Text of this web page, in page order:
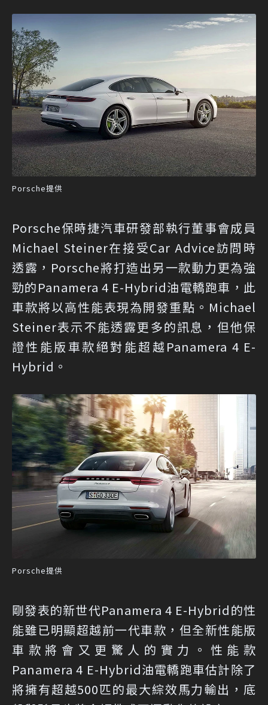
Porsche提供
Porsche保時捷汽車研發部執行董事會成員
Michael Steiner在接受Car Advice訪問時
透露，Porsche將打造出另一款動力更為強
勁的Panamera 4 E-Hybrid油電轎跑車，此
車款將以高性能表現為開發重點。Michael
Steiner表示不能透露更多的訊息，但他保
證性能版車款絕對能超越Panamera 4 E-
Hybrid。
Porsche提供
剛發表的新世代Panamera 4 E-Hybrid的性
能雖已明顯超越前一代車款，但全新性能版
車款將會又更驚人的實力。性能款
Panamera 4 E-Hybrid油電轎跑車估計除了
將擁有超越500匹的最大綜效馬力輸出，底